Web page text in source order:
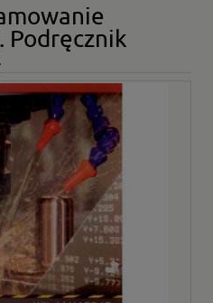
Podręcznik